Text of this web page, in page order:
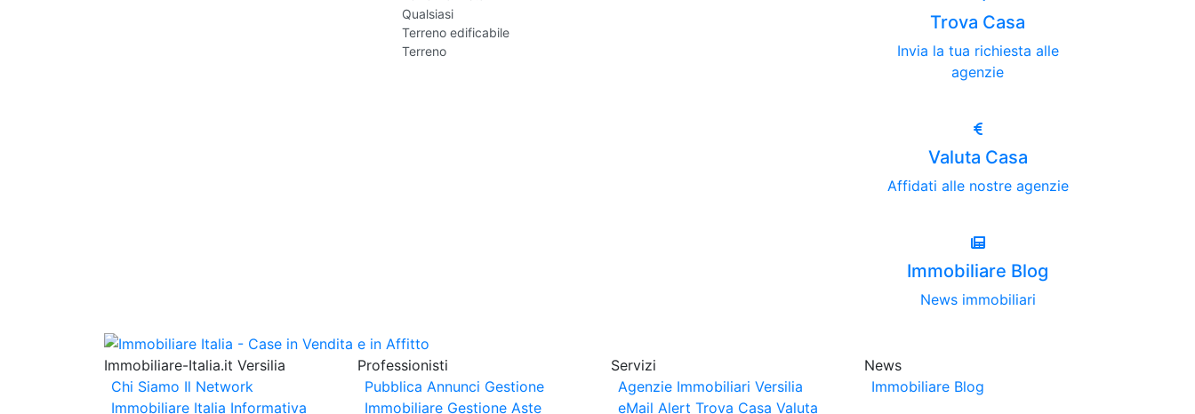
Qualsiasi
Terreno edificabile
Terreno
Trova Casa
Invia la tua richiesta alle
agenzie
Valuta Casa
Affidati alle nostre agenzie
Immobiliare Blog
News immobiliari
Immobiliare-Italia.it Versilia
Chi Siamo Il Network
Immobiliare Italia Informativa
Professionisti
Pubblica Annunci Gestione
Immobiliare Gestione Aste
Servizi
Agenzie Immobiliari Versilia
eMail Alert Trova Casa Valuta
News
Immobiliare Blog